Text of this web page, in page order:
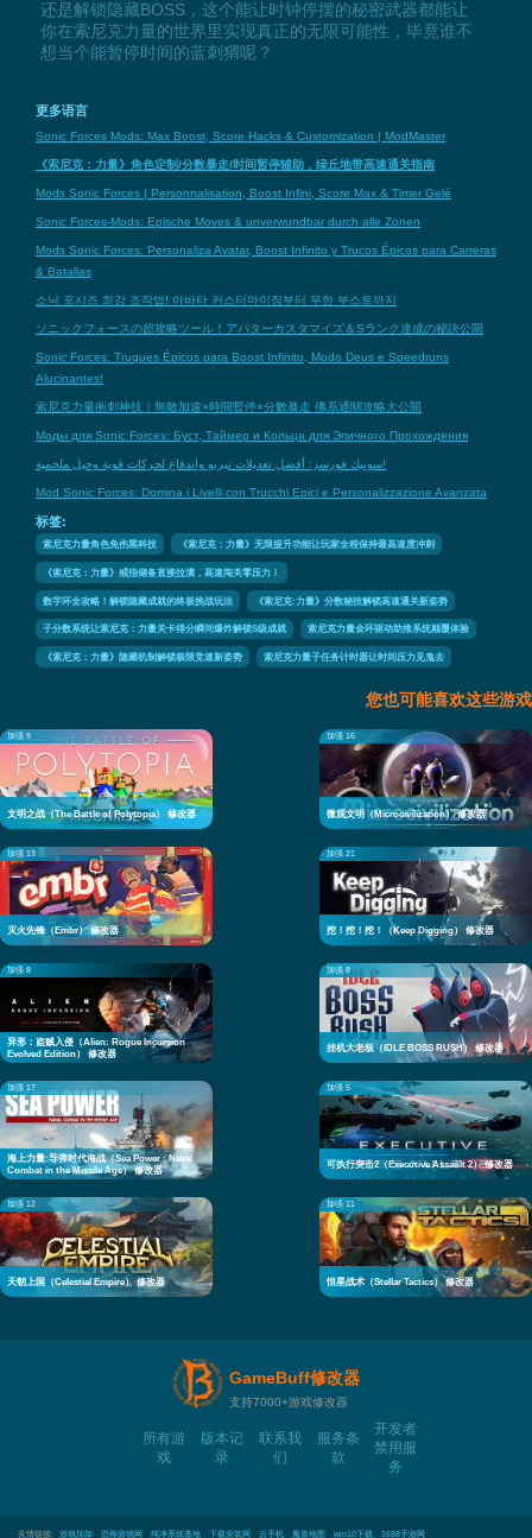
还是解锁隐藏BOSS，这个能让时钟停摆的秘密武器都能让
你在索尼克力量的世界里实现真正的无限可能性，毕竟谁不
想当个能暂停时间的蓝刺猬呢？
更多语言
Sonic Forces Mods: Max Boost, Score Hacks & Customization | ModMaster
《索尼克：力量》角色定制/分数暴走/时间暂停辅助，绿丘地带高速通关指南
Mods Sonic Forces | Personnalisation, Boost Infini, Score Max & Timer Gelé
Sonic Forces-Mods: Epische Moves & unverwundbar durch alle Zonen
Mods Sonic Forces: Personaliza Avatar, Boost Infinito y Trucos Épicos para Carreras
& Batallas
소닉 포시즈 최강 조작법! 아바타 커스터마이징부터 무한 부스트까지
ソニックフォースの超攻略ツール！アバターカスタマイズ＆Sランク達成の秘訣公開
Sonic Forces: Truques Épicos para Boost Infinito, Modo Deus e Speedruns
Alucinantes!
索尼克力量衝刺神技｜無敵加速×時間暫停×分數暴走 佛系通關攻略大公開
Моды для Sonic Forces: Буст, Таймер и Кольца для Эпичного Прохождения
سونيك فورسز: أفضل تعديلات تيربو واندفاع لحركات قوية وحيل ملحمية!
Mod Sonic Forces: Domina i Livelli con Trucchi Epici e Personalizzazione Avanzata
标签:
索尼克力量角色免伤黑科技 《索尼克：力量》无限提升功能让玩家全程保持最高速度冲刺
《索尼克：力量》戒指储备直接拉满，高速闯关零压力！
数字环全攻略！解锁隐藏成就的终极挑战玩法 《索尼克:力量》分数秘技解锁高速通关新姿势
子分数系统让索尼克：力量关卡得分瞬间爆炸解锁S级成就 索尼克力量金环驱动助推系统颠覆体验
《索尼克：力量》隐藏机制解锁极限竞速新姿势 索尼克力量子任务计时器让时间压力见鬼去
您也可能喜欢这些游戏
加强 9
文明之战（The Battle of Polytopia） 修改器
加强 16
微观文明（Microcivilization） 修改器
加强 13
灭火先锋（Embr） 修改器
加强 21
挖！挖！挖！（Keep Digging） 修改器
加强 8
异形：盗贼入侵（Alien: Rogue Incursion
Evolved Edition） 修改器
加强 8
挂机大老板（IDLE BOSS RUSH） 修改器
加强 17
海上力量:导弹时代海战（Sea Power : Naval
Combat in the Missile Age） 修改器
加强 5
可执行突击2（Executive Assault 2） 修改器
加强 12
天朝上国（Celestial Empire） 修改器
加强 11
恒星战术（Stellar Tactics） 修改器
GameBuff修改器
支持7000+游戏修改器
所有游
戏
版本记
录
联系我
们
服务条
款
开发者
禁用服
务
友情链接: 游戏加加 恐怖游戏网 纯净系统基地 下载安装网 云手机 魔兽地图 win10下载 1688手游网